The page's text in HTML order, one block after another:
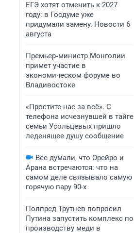
ЕГЭ хотят отменить к 2027
году: в Госдуме уже
придумали замену. Новости 6
августа
Премьер‑министр Монголии
примет участие в
экономическом форуме во
Владивостоке
«Простите нас за всё». С
телефона исчезнувшей в тайге
семьи Усольцевых пришло
леденящее душу сообщение
Все думали, что Орейро и
Арана встречаются: что на
самом деле связывало самую
горячую пару 90-х
Полпред Трутнев попросил
Путина запустить комплекс по
производству меди в